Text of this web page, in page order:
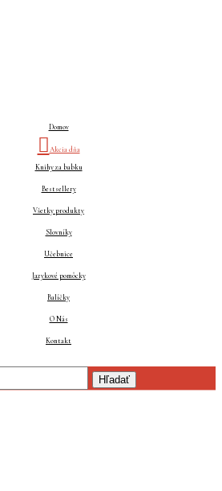
Domov
Akcia dňa
Knihy za babku
Bestsellery
Všetky produkty
Slovníky
Učebnice
Jazykové pomôcky
Balíčky
O Nás
Kontakt
Hľadať